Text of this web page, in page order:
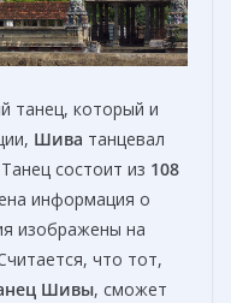
танец, который и
Шива танцевал
состоит из 108
информация о
изображены на
что тот,
Шивы, сможет